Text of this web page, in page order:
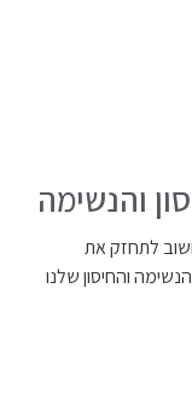
והנשימה
לתחזק את
והחיסון שלנו